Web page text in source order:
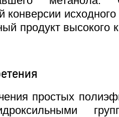
конверсии
продукт высокого
простых